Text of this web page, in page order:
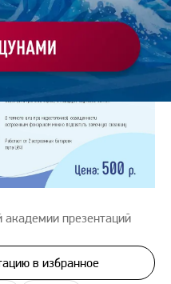
академии презентаций
в избранное